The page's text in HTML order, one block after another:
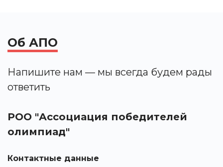
Об АПО
Напишите нам — мы всегда будем рады
ответить
РОО "Ассоциация победителей
олимпиад"
Контактные данные